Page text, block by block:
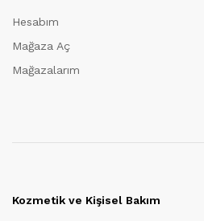
Hesabım
Mağaza Aç
Mağazalarım
Kozmetik ve Kişisel Bakım